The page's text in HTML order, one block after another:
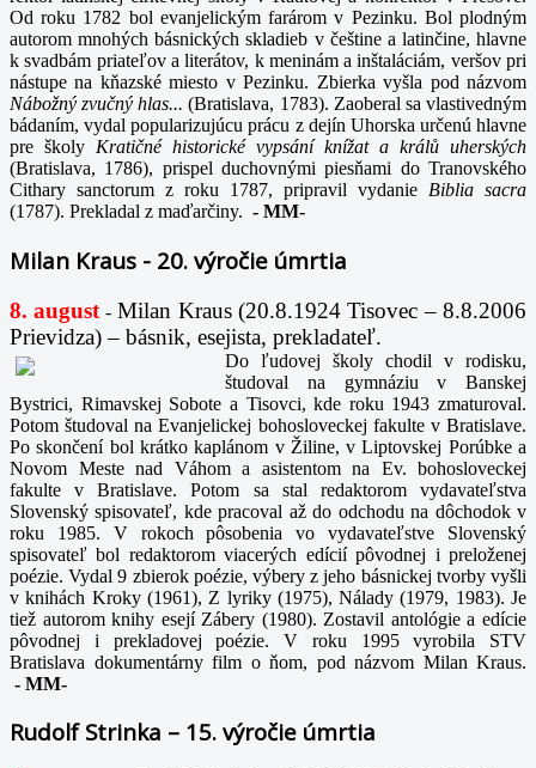
Od roku 1782 bol evanjelickým farárom v Pezinku. Bol plodným
autorom mnohých básnických skladieb v češtine a latinčine, hlavne
k svadbám priateľov a literátov, k meninám a inštaláciám, veršov pri
nástupe na kňazské miesto v Pezinku. Zbierka vyšla pod názvom
Nábožný zvučný hlas...(Bratislava, 1783). Zaoberal sa vlastivedným
bádaním, vydal popularizujúcu prácu z dejín Uhorska určenú hlavne
pre školy Kratičné historické vypsání knížat a králů uherských
(Bratislava, 1786), prispel duchovnými piesňami do Tranovského
Cithary sanctorum z roku 1787, pripravil vydanie Biblia sacra
(1787). Prekladal z maďarčiny. - MM-
Milan Kraus - 20. výročie úmrtia
8. august -Milan Kraus (20.8.1924 Tisovec – 8.8.2006
Prievidza) – básnik, esejista, prekladateľ.
Do ľudovej školy chodil v rodisku,
študoval na gymnáziu v Banskej
Bystrici, Rimavskej Sobote a Tisovci, kde roku 1943 zmaturoval.
Potom študoval na Evanjelickej bohosloveckej fakulte v Bratislave.
Po skončení bol krátko kaplánom v Žiline, v Liptovskej Porúbke a
Novom Meste nad Váhom a asistentom na Ev. bohosloveckej
fakulte v Bratislave. Potom sa stal redaktorom vydavateľstva
Slovenský spisovateľ, kde pracoval až do odchodu na dôchodok v
roku 1985. V rokoch pôsobenia vo vydavateľstve Slovenský
spisovateľ bol redaktorom viacerých edícií pôvodnej i preloženej
poézie. Vydal 9 zbierok poézie, výbery z jeho básnickej tvorby vyšli
v knihách Kroky (1961), Z lyriky (1975), Nálady (1979, 1983). Je
tiež autorom knihy esejí Zábery (1980). Zostavil antológie a edície
pôvodnej i prekladovej poézie. V roku 1995 vyrobila STV
Bratislava dokumentárny film o ňom, pod názvom Milan Kraus.
- MM-
Rudolf Strinka – 15. výročie úmrtia